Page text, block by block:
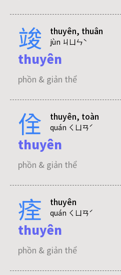
竣 thuyên, thuân
jùn ㄐㄩㄣˋ
thuyên
phồn & giản thể
thuân
phồn & giản thể
佺 thuyên, toàn
quán ㄑㄩㄢˊ
thuyên
phồn & giản thể
toàn
phồn & giản thể
痊 thuyên
quán ㄑㄩㄢˊ
thuyên
phồn & giản thể